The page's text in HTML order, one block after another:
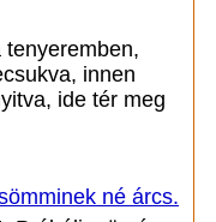
innen
ide tér meg
né árcs.